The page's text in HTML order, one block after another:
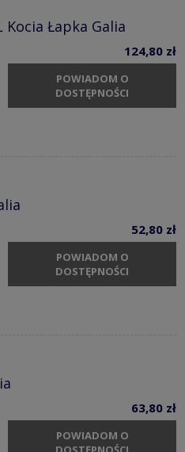
Kocia Łapka Galia
124,80 zł
POWIADOM O
DOSTĘPNOŚCI
52,80 zł
POWIADOM O
DOSTĘPNOŚCI
63,80 zł
POWIADOM O